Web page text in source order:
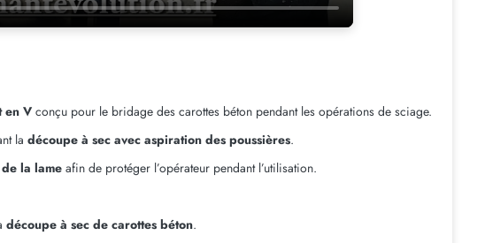
en V conçu pour le bridage des carottes béton pendant les opérations de sciage.
la découpe à sec avec aspiration des poussières.
la lame afin de protéger l’opérateur pendant l’utilisation.
découpe à sec de carottes béton.